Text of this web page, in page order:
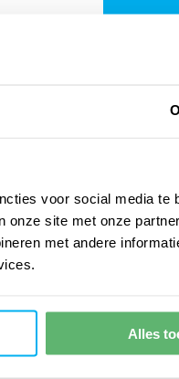
voor social media te
onze site met onze
met andere
Alles
5